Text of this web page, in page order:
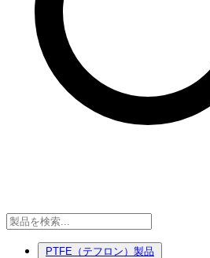
PTFE（テフロン）製品